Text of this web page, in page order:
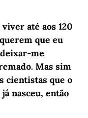
até aos 120
que eu
me
Mas sim
cientistas que o
nasceu, então